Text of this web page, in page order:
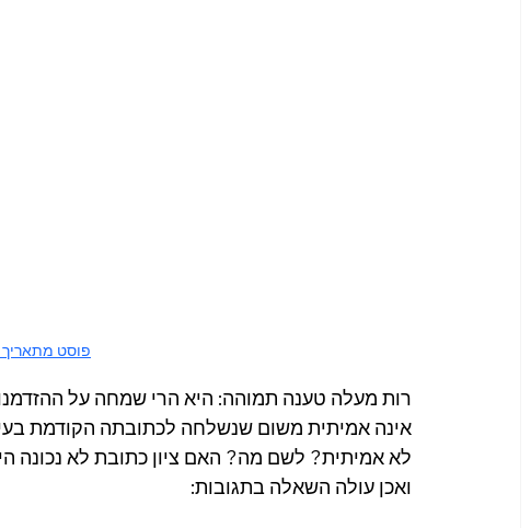
פוסט מתאריך 17.12.2024
רות מעלה טענה תמוהה: היא הרי שמחה על
אינה אמיתית משום שנשלחה לכתובתה הקודמת
לא אמיתית? לשם מה? האם ציון כתובת לא נכונה
ואכן עולה השאלה בתגובות: